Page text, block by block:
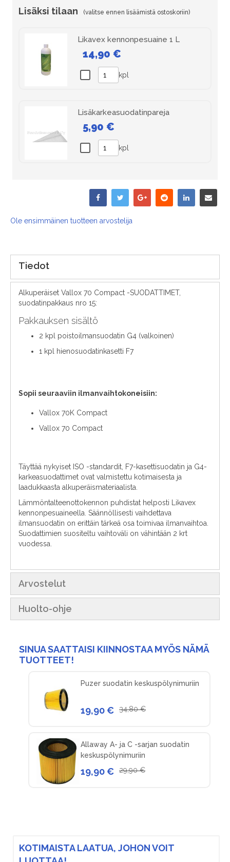
Lisäksi tilaan
Likavex kennonpesuaine 1 L
14,90 €
kpl
Lisäkarkeasuodatinpareja
5,90 €
kpl
Ole ensimmäinen tuotteen arvostelija
Tiedot
Alkuperäiset Vallox 70 Compact -SUODATTIMET,
suodatinpakkaus nro 15:
Pakkauksen sisältö
2 kpl poistoilmansuodatin G4 (valkoinen)
1 kpl hienosuodatinkasetti F7
Sopii seuraaviin ilmanvaihtokoneisiin:
Vallox 70K Compact
Vallox 70 Compact
Täyttää nykyiset ISO -standardit, F7-kasettisuodatin ja G4-
karkeasuodattimet ovat valmistettu kotimaisesta ja
laadukkaasta alkuperäismateriaalista.
Lämmöntalteenottokennon puhdistat helposti Likavex
kennonpesuaineella. Säännöllisesti vaihdettava
ilmansuodatin on erittäin tärkeä osa toimivaa ilmanvaihtoa.
Suodattimien suositeltu vaihtoväli on vähintään 2 krt
vuodessa.
Arvostelut
Huolto-ohje
KOTIMAISTA LAATUA, JOHON VOIT
SINUA SAATTAISI KIINNOSTAA MYÖS NÄMÄ
TUOTTEET!
Puzer suodatin keskuspölynimuriin
19,90 € 34,80 €
Allaway A- ja C -sarjan suodatin
keskuspölynimuriin
19,90 € 29,90 €